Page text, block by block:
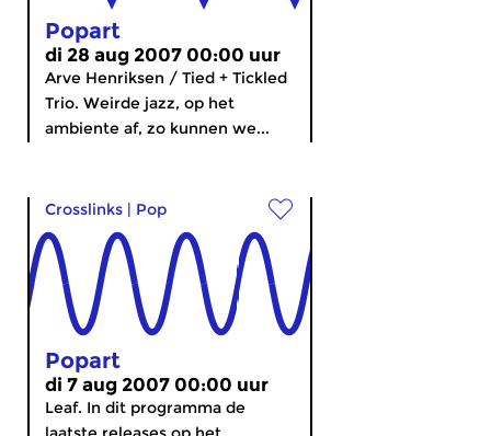
Popart
di 28 aug 2007 00:00 uur
Arve Henriksen / Tied + Tickled
Trio. Weirde jazz, op het
ambiente af, zo kunnen we...
Crosslinks | Pop
Popart
di 7 aug 2007 00:00 uur
Leaf. In dit programma de